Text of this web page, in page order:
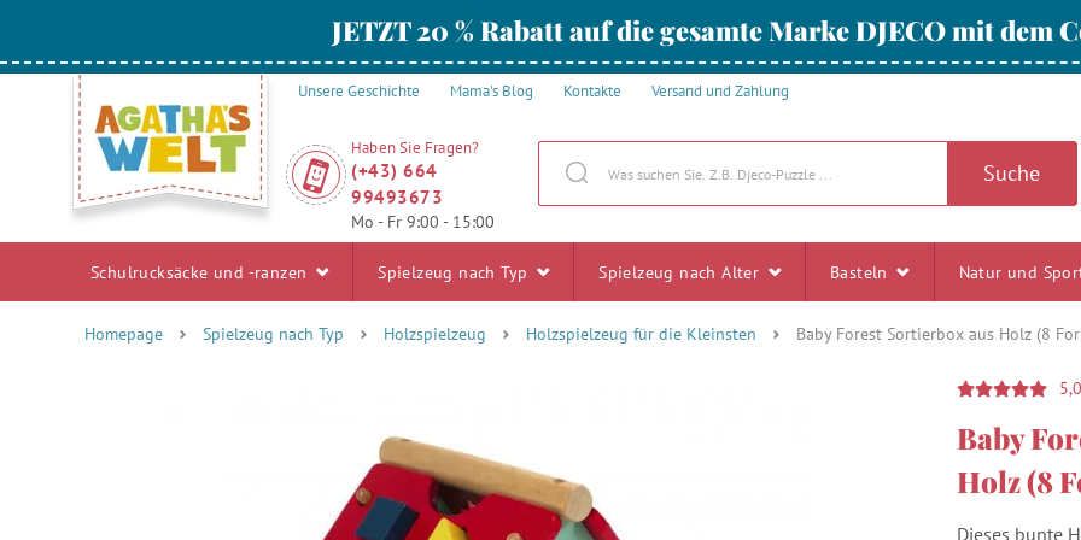
JETZT 20 % Rabatt auf die gesamte Marke DJECO mit dem
Unsere Geschichte Mama's Blog Kontakte Versand und Zahlung
Haben Sie Fragen?
(+43) 664
99493673
Mo - Fr 9:00 - 15:00
Suche
Schulrucksäcke und -ranzen Spielzeug nach Typ Spielzeug nach Alter Basteln Natur und
Homepage Spielzeug nach Typ Holzspielzeug Holzspielzeug für die Kleinsten Baby Forest Sortierbox aus Holz (8
5,0
Baby
Holz (8
Dieses bunte